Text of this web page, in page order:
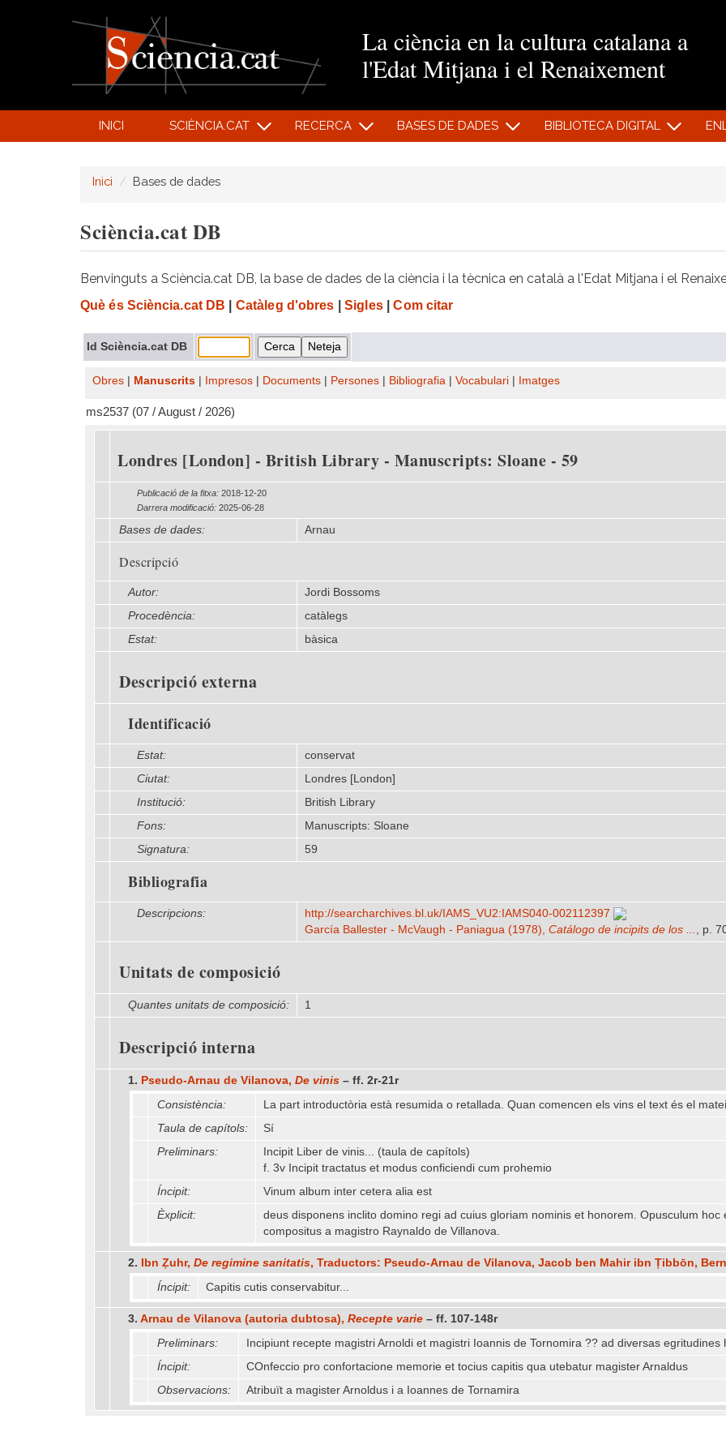
La ciència en la cultura catalana a
l'Edat Mitjana i el Renaixement
INICI SCIÈNCIA.CAT RECERCA BASES DE DADES BIBLIOTECA DIGITAL
Inici Bases de dades
Sciència.cat DB
Benvinguts a Sciència.cat DB, la base de dades de la ciència i la tècnica en català a l'Edat Mitjana i el
Què és Sciència.cat DB Catàleg d'obres Sigles| Com citar
Id Sciència.cat DB
Obres Manuscrits Impresos Documents Persones Bibliografia Vocabulari Imatges
ms2537 (07 / August / 2026)
Londres [London] - British Library - Manuscripts: Sloane - 59
Publicació de la fitxa: 2018-12-20
Darrera modificació: 2025-06-28
Bases de dades: Arnau
Descripció
Autor:
Jordi Bossoms
Procedència:
catàlegs
Estat:
bàsica
Descripció externa
Identificació
Estat:
conservat
Ciutat:
Londres [London]
Institució:
British Library
Fons:
Manuscripts: Sloane
Signatura:
59
Bibliografia
Descripcions:
http:/​/​searcharchives.bl.uk/​IAMS_VU2:IAMS040-002112397
García Ballester - McVaugh - Paniagua (1978), Catálogo de incipits de los ... , p.
Unitats de composició
Quantes unitats de composició: 1
Descripció interna
1. Pseudo-Arnau de Vilanova, De vinis – ff. 2r-21r
Consistència:
La part introductòria està resumida o retallada. Quan comencen els vins el text és el
Taula de capítols:
Sí
Preliminars:
Incipit Liber de vinis... (taula de capítols)
f. 3v Incipit tractatus et modus conficiendi cum prohemio
Íncipit:
Vinum album inter cetera alia est
Èxplicit:
deus disponens inclito domino regi ad cuius gloriam nominis et honorem. Opusculum
compositus a magistro Raynaldo de Villanova.
2. Ibn Ẓuhr, De regimine sanitatis, Traductors: Pseudo-Arnau de Vilanova, Jacob ben Mahir ibn Ṭibbōn,
Íncipit:
Capitis cutis conservabitur...
3. Arnau de Vilanova (autoria dubtosa), Recepte varie – ff. 107-148r
Preliminars:
Incipiunt recepte magistri Arnoldi et magistri Ioannis de Tornomira ?? ad diversas
Íncipit:
COnfeccio pro confortacione memorie et tocius capitis qua utebatur magister Arnaldus
Observacions:
Atribuït a magister Arnoldus i a Ioannes de Tornamira